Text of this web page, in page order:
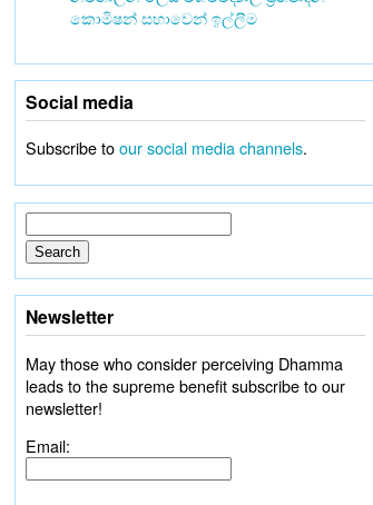
කොමිෂන් සභාවෙන් ඉල්ලීම
Social media
Subscribe toour social media channels.
Newsletter
May those who consider perceiving Dhamma
leads to the supreme benefit subscribe to our
newsletter!
Email: